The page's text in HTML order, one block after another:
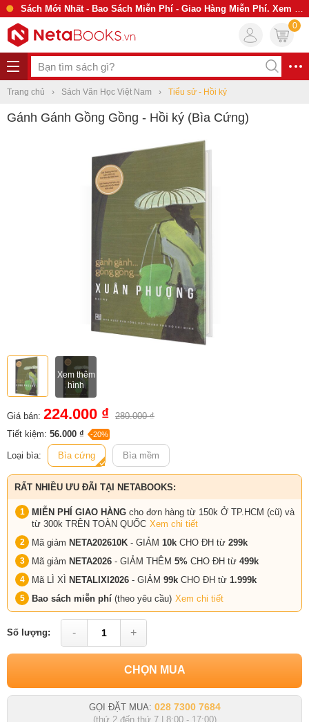
Sách Mới Nhất - Bao Sách Miễn Phí - Giao Hàng Miễn Phí. Xem Ngay
0
Trang chủ Sách Văn Học Việt Nam Tiểu sử - Hồi ký
Gánh Gánh Gồng Gồng - Hồi ký (Bìa Cứng)
Xem thêm
hình
Giá bán: 224.000 ₫ 280.000 ₫
Tiết kiệm: 56.000 ₫ -20%
Loại bìa: Bìa cứng Bìa mềm
RẤT NHIỀU ƯU ĐÃI TẠI NETABOOKS:
MIỄN PHÍ GIAO HÀNG cho đơn hàng từ 150k Ở TP.HCM (cũ) và
từ 300k TRÊN TOÀN QUỐC Xem chi tiết
Mã giảm NETA202610K - GIẢM 10k CHO ĐH từ 299k
Mã giảm NETA2026 - GIẢM THÊM 5% CHO ĐH từ 499k
Mã LÌ XÌ NETALIXI2026 - GIẢM 99k CHO ĐH từ 1.999k
Bao sách miễn phí (theo yêu cầu) Xem chi tiết
Số lượng: - +
CHỌN MUA
GỌI ĐẶT MUA: 028 7300 7684
(thứ 2 đến thứ 7 | 8:00 - 17:00)